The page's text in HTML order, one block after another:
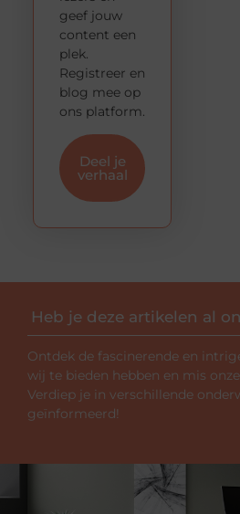
geef jouw
content een
plek.
Registreer en
blog mee op
ons platform.
Deel je
verhaal
Heb je deze artikelen al
Ontdek de fascinerende en
wij te bieden hebben en mis
Verdiep je in verschillende
geïnformeerd!